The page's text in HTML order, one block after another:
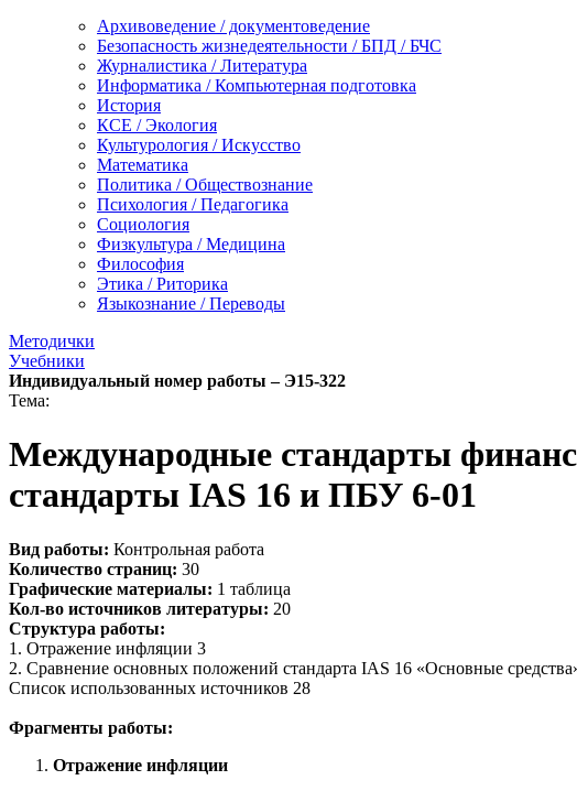
Архивоведение / документоведение
Безопасность жизнедеятельности / БПД / БЧС
Журналистика / Литература
Информатика / Компьютерная подготовка
История
КСЕ / Экология
Культурология / Искусство
Математика
Политика / Обществознание
Психология / Педагогика
Социология
Физкультура / Медицина
Философия
Этика / Риторика
Языкознание / Переводы
Методички
Учебники
Индивидуальный номер работы – Э15-322
Тема:
Международные стандарты
стандарты IAS 16 и ПБУ 6-01
Вид работы: Контрольная работа
Количество страниц: 30
Графические материалы: 1 таблица
Кол-во источников литературы: 20
Структура работы:
1. Отражение инфляции 3
2. Сравнение основных положений стандарта IAS 16 «Основные
Список использованных источников 28
Фрагменты работы:
Отражение инфляции